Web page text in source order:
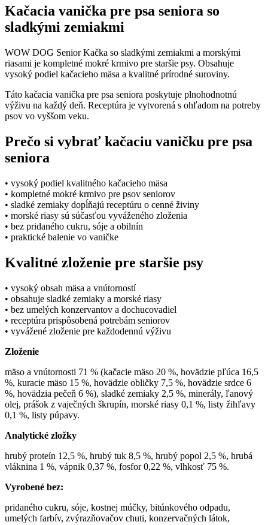
vanička
pre
psa
quantity
Kačacia vanička pre psa seniora so
sladkými zemiakmi
WOW DOG Senior Kačka so sladkými zemiakmi a morskými
riasami je kompletné mokré krmivo pre staršie psy. Obsahuje
vysoký podiel kačacieho mäsa a kvalitné prírodné suroviny.
Táto kačacia vanička pre psa seniora poskytuje plnohodnotnú
výživu na každý deň. Receptúra je vytvorená s ohľadom na potreby
psov vo vyššom veku.
Prečo si vybrať kačaciu vaničku pre psa
seniora
• vysoký podiel kvalitného kačacieho mäsa
• kompletné mokré krmivo pre psov seniorov
• sladké zemiaky dopĺňajú receptúru o cenné živiny
• morské riasy sú súčasťou vyváženého zloženia
• bez pridaného cukru, sóje a obilnín
• praktické balenie vo vaničke
Kvalitné zloženie pre staršie psy
• vysoký obsah mäsa a vnútorností
• obsahuje sladké zemiaky a morské riasy
• bez umelých konzervantov a dochucovadiel
• receptúra prispôsobená potrebám seniorov
• vyvážené zloženie pre každodennú výživu
Zloženie
mäso a vnútornosti 71 % (kačacie mäso 20 %, hovädzie pľúca 16,5
%, kuracie mäso 15 %, hovädzie obličky 7,5 %, hovädzie srdce 6
%, hovädzia pečeň 6 %), sladké zemiaky 2,5 %, minerály, ľanový
olej, prášok z vaječných škrupín, morské riasy 0,1 %, listy žihľavy
0,1 %, listy púpavy.
Analytické zložky
hrubý proteín 12,5 %, hrubý tuk 8,5 %, hrubý popol 2,5 %, hrubá
vláknina 1 %, vápnik 0,37 %, fosfor 0,22 %, vlhkosť 75 %.
Vyrobené bez:
pridaného cukru, sóje, kostnej múčky, bitúnkového odpadu,
umelých farbív, zvýrazňovačov chuti, konzervačných látok,